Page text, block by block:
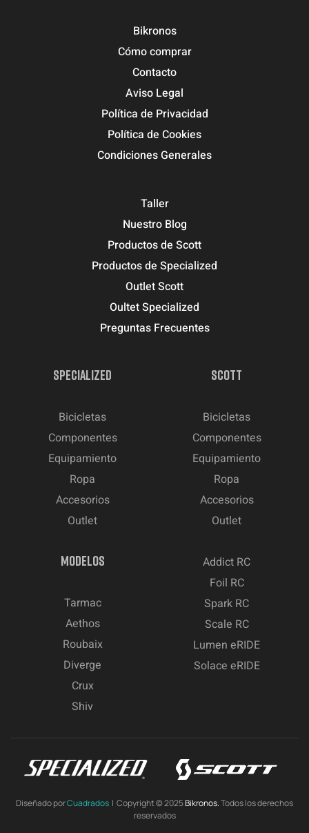
Bikronos
Cómo comprar
Contacto
Aviso Legal
Política de Privacidad
Política de Cookies
Condiciones Generales
Taller
Nuestro Blog
Productos de Scott
Productos de Specialized
Outlet Scott
Oultet Specialized
Preguntas Frecuentes
SPECIALIZED
Bicicletas
Componentes
Equipamiento
Ropa
Accesorios
Outlet
SCOTT
Bicicletas
Componentes
Equipamiento
Ropa
Accesorios
Outlet
MODELOS
Tarmac
Aethos
Roubaix
Diverge
Crux
Shiv
Addict RC
Foil RC
Spark RC
Scale RC
Lumen eRIDE
Solace eRIDE
Diseñado porCuadrados | Copyright © 2025Bikronos.Todos los derechos
reservados